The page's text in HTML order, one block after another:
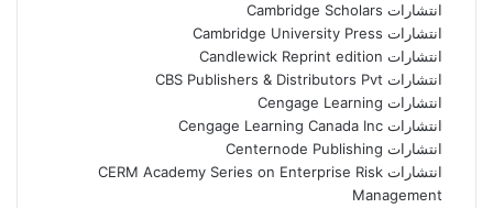
انتشارات Cambridge Scholars
انتشارات Cambridge University Press
انتشارات Candlewick Reprint edition
انتشارات CBS Publishers & Distributors Pvt
انتشارات Cengage Learning
انتشارات Cengage Learning Canada Inc
انتشارات Centernode Publishing
انتشارات CERM Academy Series on Enterprise Risk
Management